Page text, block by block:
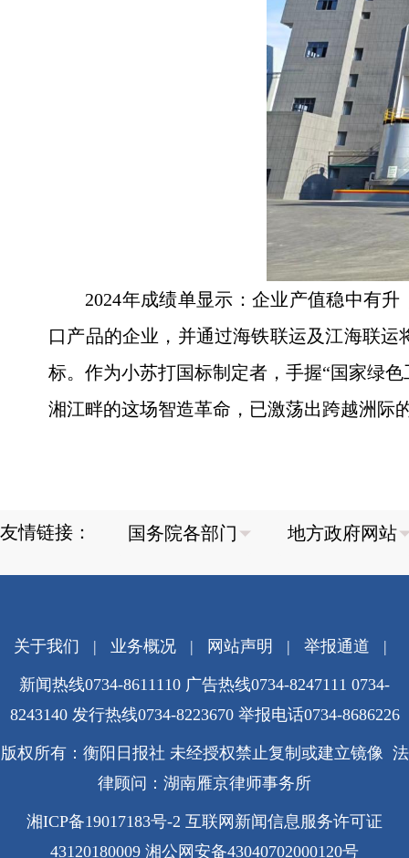
2024年成绩单显示：企业产值稳中有
口产品的企业，并通过海铁联运及江海联
标。作为小苏打国标制定者，手握“国家绿
湘江畔的这场智造革命，已激荡出跨越洲际
友情链接：
关于我们 | 业务概况| 网站声明 | 举报通道 |
新闻热线0734-8611110 广告热线0734-8247111 0734-
8243140 发行热线0734-8223670 举报电话0734-8686226
版权所有：衡阳日报社 未经授权禁止复制或建立镜像 法
律顾问：湖南雁京律师事务所
湘ICP备19017183号-2 互联网新闻信息服务许可证
43120180009 湘公网安备43040702000120号